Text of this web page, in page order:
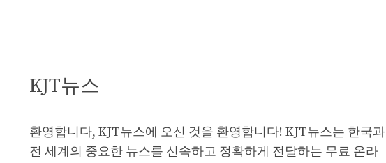
KJT뉴스
환영합니다, KJT뉴스에 오신 것을 환영합니다! KJT뉴스는 한국과
전 세계의 중요한 뉴스를 신속하고 정확하게 전달하는 무료 온라